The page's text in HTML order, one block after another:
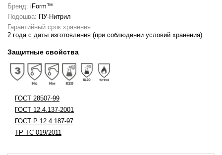
Бренд: iForm™
Подошва: ПУ-Нитрил
Гарантийный срок хранения:
2 года с даты изготовления (при соблюдении условий хранения)
Защитные свойства
ГОСТ 28507-99
ГОСТ 12.4.137-2001
ГОСТ Р 12.4.187-97
ТР ТС 019/2011